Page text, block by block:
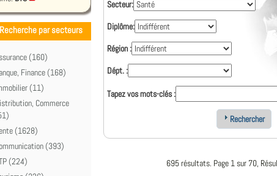
Recherche par secteurs
(160)
Finance (168)
(11)
Commerce
(1628)
(393)
(224)
Secteur:
Diplôme:
Région :
Dépt. :
Tapez vos mots-clés :
Rechercher
695 résultats. Page 1 sur 70,